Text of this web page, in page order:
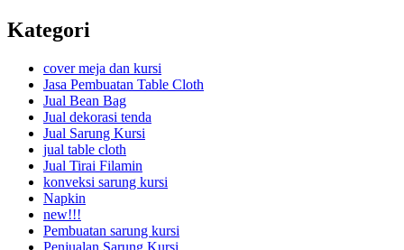
Kategori
cover meja dan kursi
Jasa Pembuatan Table Cloth
Jual Bean Bag
Jual dekorasi tenda
Jual Sarung Kursi
jual table cloth
Jual Tirai Filamin
konveksi sarung kursi
Napkin
new!!!
Pembuatan sarung kursi
Penjualan Sarung Kursi